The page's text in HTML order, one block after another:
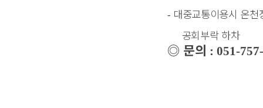
- 대중교통이용시 온
공회부락 하차
◎ 문의 : 051-